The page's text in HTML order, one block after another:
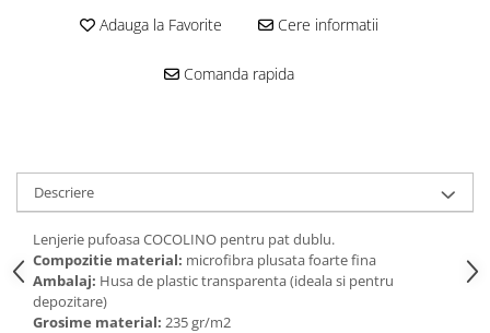
Adauga la Favorite Cere informatii
Comanda rapida
Descriere
Lenjerie pufoasa COCOLINO pentru pat dublu.
Compozitie material: microfibra plusata foarte fina
Ambalaj: Husa de plastic transparenta (ideala si pentru
depozitare)
Grosime material: 235 gr/m2